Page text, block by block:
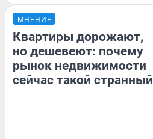
МНЕНИЕ
Квартиры дорожают,
но дешевеют: почему
рынок недвижимости
сейчас такой странный